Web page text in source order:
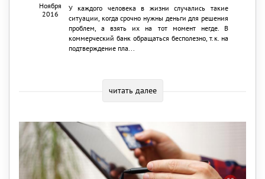
Ноября
2016
У каждого человека в жизни случались такие
ситуации, когда срочно нужны деньги для решения
проблем, а взять их на тот момент негде. В
коммерческий банк обращаться бесполезно, т.к. на
подтверждение пла...
читать далее